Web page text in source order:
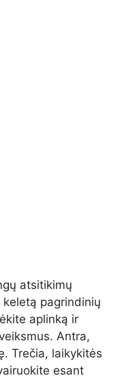
atsitikimų
pagrindinių
aplinką ir
Antra,
Trečia, laikykitės
esant